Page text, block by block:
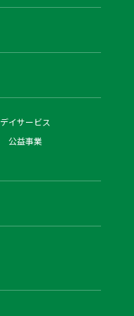
デイサービス
公益事業